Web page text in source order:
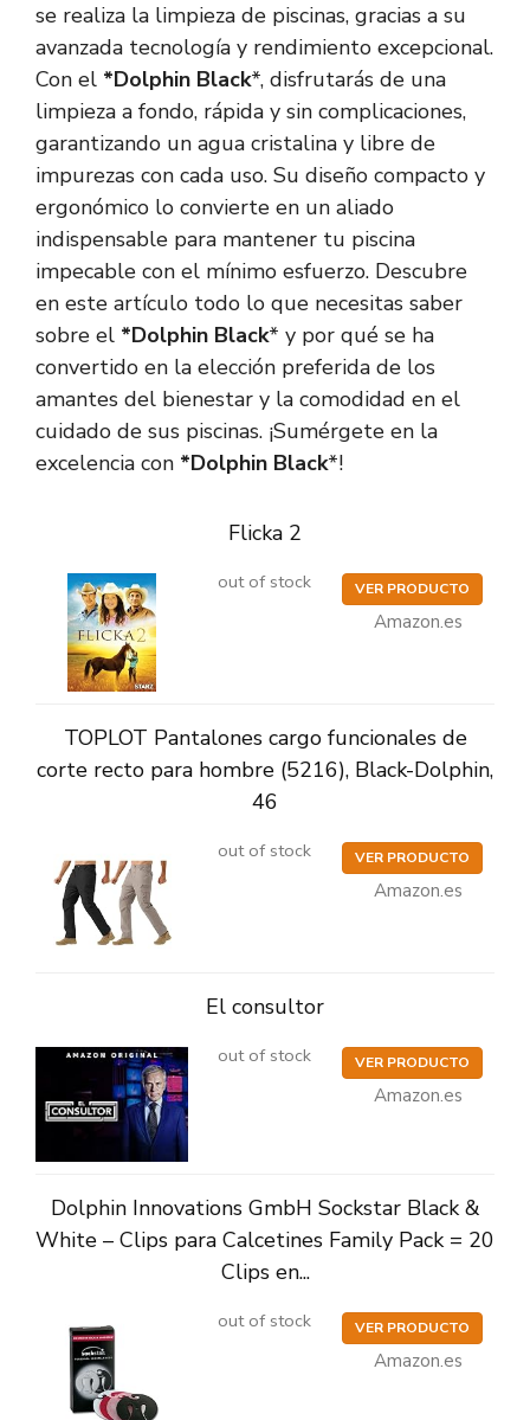
se realiza la limpieza de piscinas, gracias a su
avanzada tecnología y rendimiento excepcional.
Con el *Dolphin Black*, disfrutarás de una
limpieza a fondo, rápida y sin complicaciones,
garantizando un agua cristalina y libre de
impurezas con cada uso. Su diseño compacto y
ergonómico lo convierte en un aliado
indispensable para mantener tu piscina
impecable con el mínimo esfuerzo. Descubre
en este artículo todo lo que necesitas saber
sobre el *Dolphin Black* y por qué se ha
convertido en la elección preferida de los
amantes del bienestar y la comodidad en el
cuidado de sus piscinas. ¡Sumérgete en la
excelencia con *Dolphin Black*!
Flicka 2
out of stock VER PRODUCTO
Amazon.es
TOPLOT Pantalones cargo funcionales de
corte recto para hombre (5216), Black-Dolphin,
46
out of stock VER PRODUCTO
Amazon.es
El consultor
out of stock VER PRODUCTO
Amazon.es
Dolphin Innovations GmbH Sockstar Black &
White – Clips para Calcetines Family Pack = 20
Clips en...
out of stock VER PRODUCTO
Amazon.es